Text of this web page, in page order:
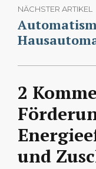
NÄCHSTER ARTIKEL
2
und